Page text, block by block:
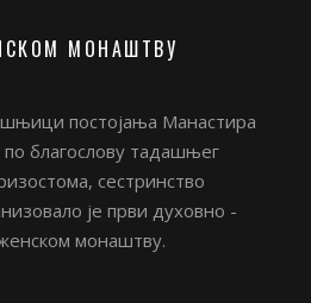
МОНАШТВУ
постојања Манастира
благослову тадашњег
сестринство
је први духовно -
монаштву.